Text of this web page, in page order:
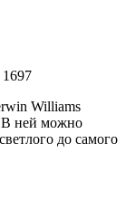
Williams
В ней можно
до самого